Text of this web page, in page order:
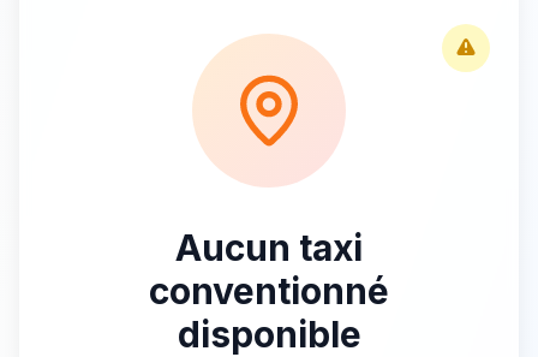
Aucun taxi
conventionné
disponible